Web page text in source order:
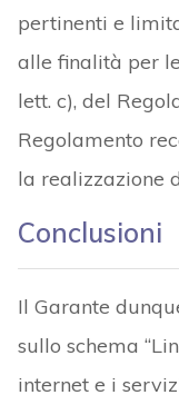
pertinenti e
alle finalità per
lett. c), del
Regolamento
la realizzazione
Conclusioni
Il Garante
sullo schema
internet e i